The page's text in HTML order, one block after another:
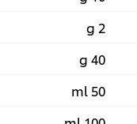
2 g
40 g
50 ml